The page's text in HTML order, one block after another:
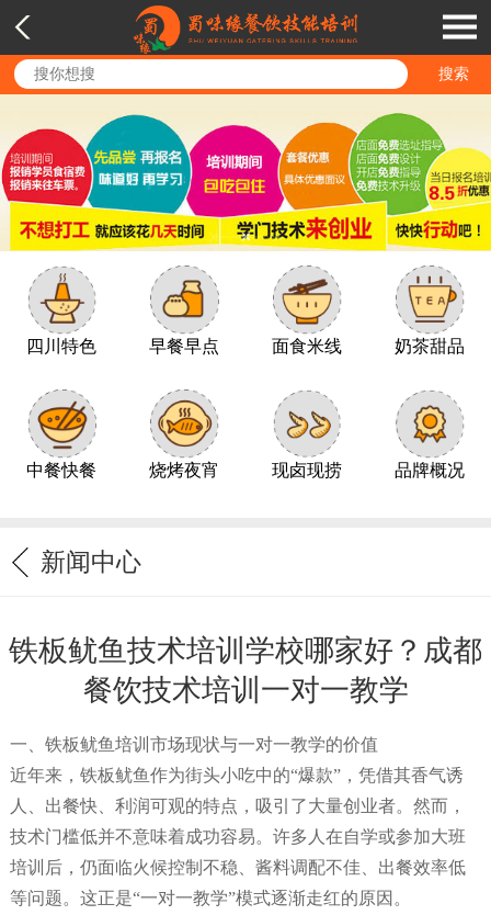
四川特色 早餐早点 面食米线 奶茶甜品
中餐快餐 烧烤夜宵 现卤现捞 品牌概况
新闻中心
铁板鱿鱼技术培训学校哪家好？成都
餐饮技术培训一对一教学
一、铁板鱿鱼培训市场现状与一对一教学的价值
近年来，铁板鱿鱼作为街头小吃中的“爆款”，凭借其香气诱
人、出餐快、利润可观的特点，吸引了大量创业者。然而，
技术门槛低并不意味着成功容易。许多人在自学或参加大班
培训后，仍面临火候控制不稳、酱料调配不佳、出餐效率低
等问题。这正是“一对一教学”模式逐渐走红的原因。